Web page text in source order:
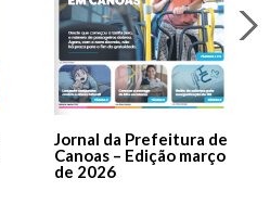
Jornal da Prefeitura de
Canoas – Edição março
de 2026